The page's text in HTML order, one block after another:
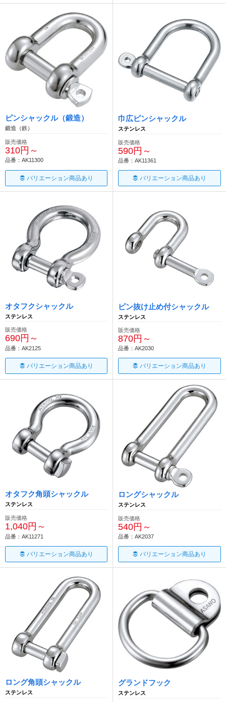
ピンシャックル（鍛造）
鍛造（鉄）
販売価格
310円～
品番：AK11300
バリエーション商品あり
巾広ピンシャックル
ステンレス
販売価格
590円～
品番：AK11361
バリエーション商品あり
オタフクシャックル
ステンレス
販売価格
690円～
品番：AK2125
バリエーション商品あり
ピン抜け止め付シャックル
ステンレス
販売価格
870円～
品番：AK2030
バリエーション商品あり
オタフク角頭シャックル
ステンレス
販売価格
1,040円～
品番：AK11271
バリエーション商品あり
ロングシャックル
ステンレス
販売価格
540円～
品番：AK2037
バリエーション商品あり
ロング角頭シャックル
ステンレス
グランドフック
ステンレス